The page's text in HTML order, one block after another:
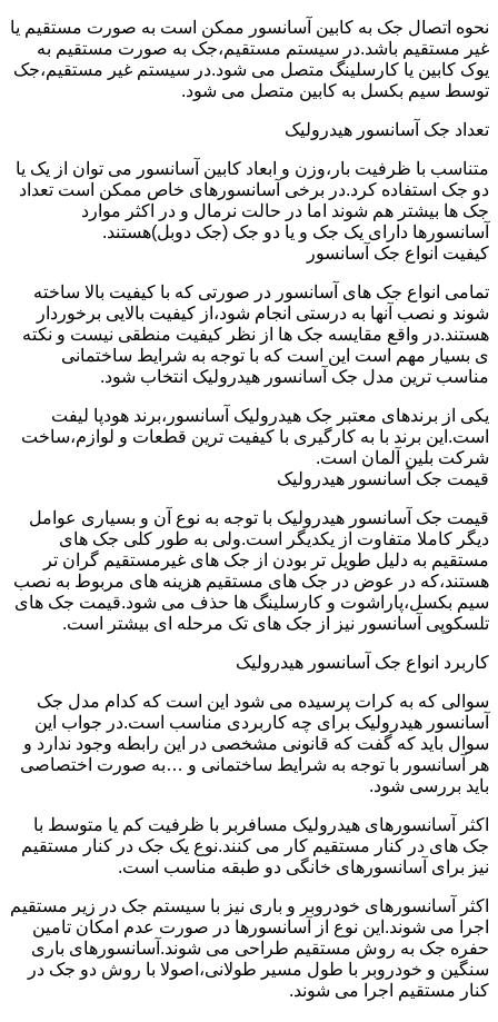
نحوه اتصال جک به کابین آسانسور ممکن است به صورت مستقیم یا
غیر مستقیم باشد.در سیستم مستقیم،جک به صورت مستقیم به
یوک کابین یا کارسلینگ متصل می شود.در سیستم غیر مستقیم،جک
توسط سیم بکسل به کابین متصل می شود.
تعداد جک آسانسور هیدرولیک
متناسب با ظرفیت بار،وزن و ابعاد کابین آسانسور می توان از یک یا
دو جک استفاده کرد.در برخی آسانسورهای خاص ممکن است تعداد
جک ها بیشتر هم شوند اما در حالت نرمال و در اکثر موارد
آسانسورها دارای یک جک و یا دو جک (جک دوبل)هستند.
کیفیت انواع جک آسانسور
تمامی انواع جک های آسانسور در صورتی که با کیفیت بالا ساخته
شوند و نصب آنها به درستی انجام شود،از کیفیت بالایی برخوردار
هستند.در واقع مقایسه جک ها از نظر کیفیت منطقی نیست و نکته
ی بسیار مهم است این است که با توجه به شرایط ساختمانی
مناسب ترین مدل جک آسانسور هیدرولیک انتخاب شود.
یکی از برندهای معتبر جک هیدرولیک آسانسور،برند هودپا لیفت
است.این برند با به کارگیری با کیفیت ترین قطعات و لوازم،ساخت
شرکت بلین آلمان است.
قیمت جک آسانسور هیدرولیک
قیمت جک آسانسور هیدرولیک با توجه به نوع آن و بسیاری عوامل
دیگر کاملا متفاوت از یکدیگر است.ولی به طور کلی جک های
مستقیم به دلیل طویل تر بودن از جک های غیرمستقیم گران تر
هستند،که در عوض در جک های مستقیم هزینه های مربوط به نصب
سیم بکسل،پاراشوت و کارسلینگ ها حذف می شود.قیمت جک های
تلسکوپی آسانسور نیز از جک های تک مرحله ای بیشتر است.
کاربرد انواع جک آسانسور هیدرولیک
سوالی که به کرات پرسیده می شود این است که کدام مدل جک
آسانسور هیدرولیک برای چه کاربردی مناسب است.در جواب این
سوال باید که گفت که قانونی مشخصی در این رابطه وجود ندارد و
هر آسانسور با توجه به شرایط ساختمانی و …به صورت اختصاصی
باید بررسی شود.
اکثر آسانسورهای هیدرولیک مسافربر با ظرفیت کم یا متوسط با
جک های در کنار مستقیم کار می کنند.نوع یک جک در کنار مستقیم
نیز برای آسانسورهای خانگی دو طبقه مناسب است.
اکثر آسانسورهای خودروبر و باری نیز با سیستم جک در زیر مستقیم
اجرا می شوند.این نوع از آسانسورها در صورت عدم امکان تامین
حفره جک به روش مستقیم طراحی می شوند.آسانسورهای باری
سنگین و خودروبر با طول مسیر طولانی،اصولا با روش دو جک در
کنار مستقیم اجرا می شوند.